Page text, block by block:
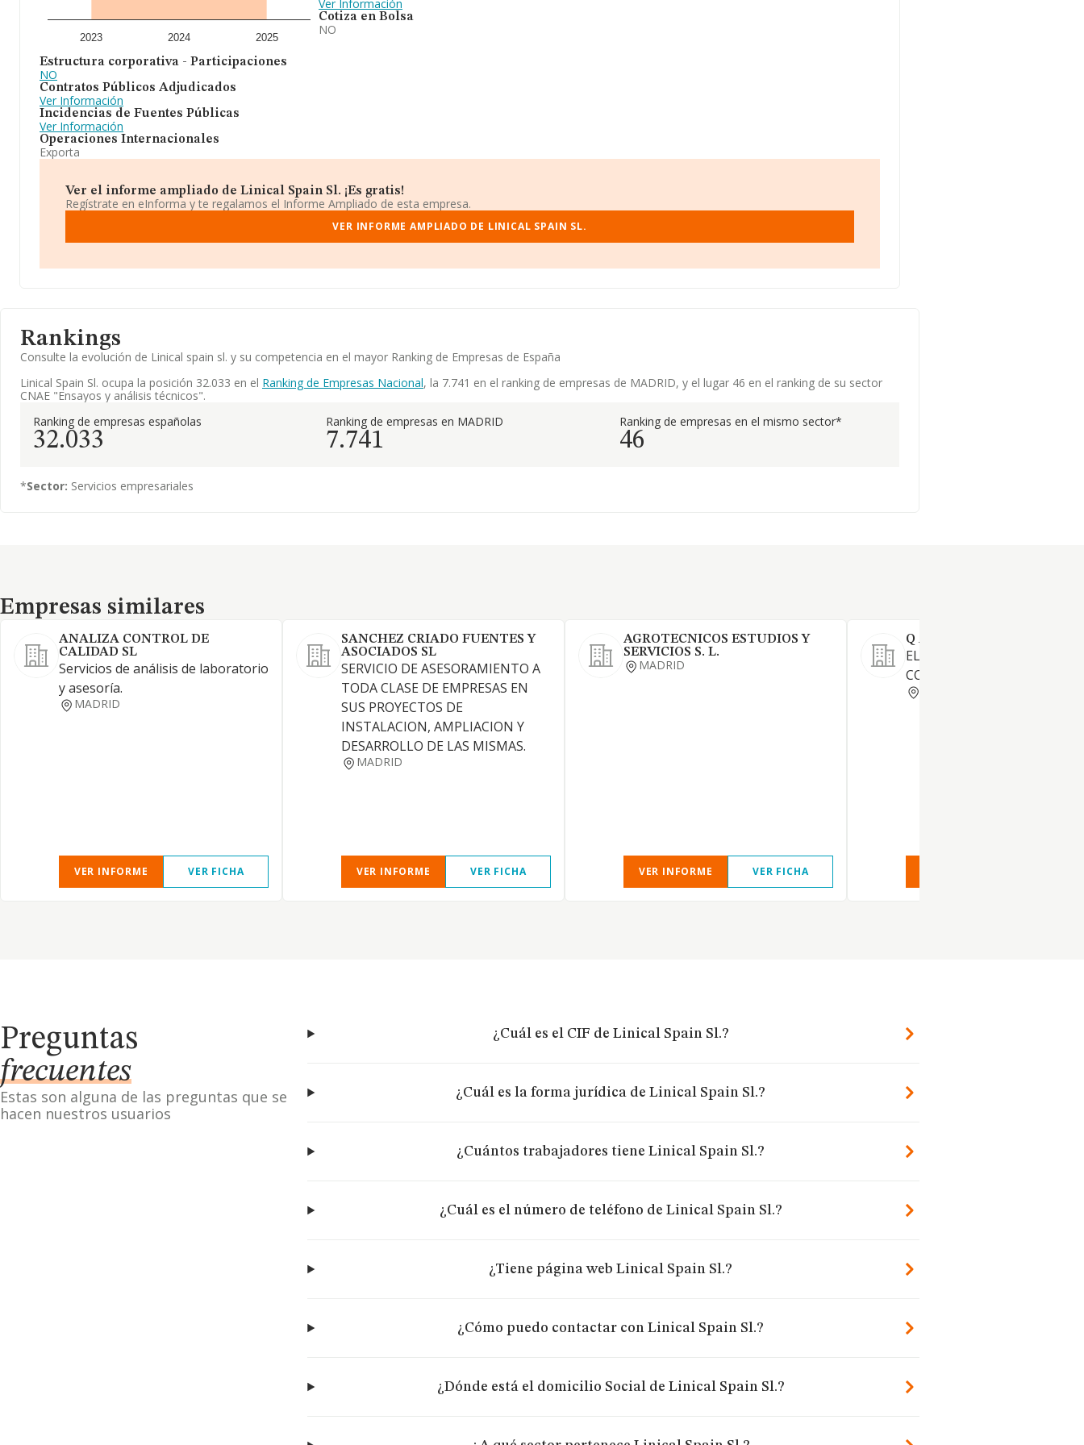
2023 2024 2025
Estructura corporativa - Participaciones
NO
Contratos Públicos Adjudicados
Ver Información
Incidencias de Fuentes Públicas
Ver Información
Operaciones Internacionales
Exporta
Ver Información
Cotiza en Bolsa
NO
Ver el informe ampliado de Linical Spain Sl. ¡Es gratis!
Regístrate en eInforma y te regalamos el Informe Ampliado de esta empresa.
VER INFORME AMPLIADO DE LINICAL SPAIN SL.
Rankings
Consulte la evolución de Linical spain sl. y su competencia en el mayor Ranking de Empresas de España
Linical Spain Sl. ocupa la posición 32.033 en el Ranking de Empresas Nacional, la 7.741 en el ranking de empresas de MADRID, y el lugar 46 en el ranking de su sector
CNAE "Ensayos y análisis técnicos".
Ranking de empresas españolas
32.033
Ranking de empresas en MADRID
7.741
Ranking de empresas en el mismo sector*
46
*Sector: Servicios empresariales
Empresas similares
Empresas similares
ANALIZA CONTROL DE
CALIDAD SL
Servicios de análisis de laboratorio
y asesoría.
MADRID
VER INFORME VER FICHA
SANCHEZ CRIADO FUENTES Y
ASOCIADOS SL
SERVICIO DE ASESORAMIENTO A
TODA CLASE DE EMPRESAS EN
SUS PROYECTOS DE
INSTALACION, AMPLIACION Y
DESARROLLO DE LAS MISMAS.
MADRID
VER INFORME VER FICHA
AGROTECNICOS ESTUDIOS Y
SERVICIOS S. L.
MADRID
VER INFORME VER FICHA
Q A CONTROL GUIA SL.
EL MANIPULADO DE PIEZAS
CONTROL DE CALIDAD DE
Preguntas
frecuentes
Estas son alguna de las preguntas que se
hacen nuestros usuarios
¿Cuál es el CIF de Linical Spain Sl.?
¿Cuál es la forma jurídica de Linical Spain Sl.?
¿Cuántos trabajadores tiene Linical Spain Sl.?
¿Cuál es el número de teléfono de Linical Spain Sl.?
¿Tiene página web Linical Spain Sl.?
¿Cómo puedo contactar con Linical Spain Sl.?
¿Dónde está el domicilio Social de Linical Spain Sl.?